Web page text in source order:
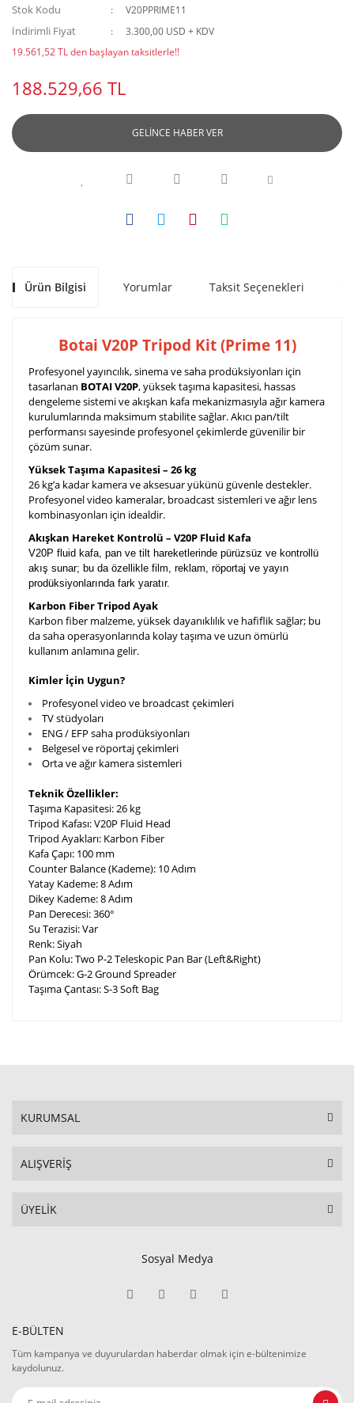
Stok Kodu V20PPRIME11
İndirimli Fiyat
3.300,00 USD + KDV
19.561,52 TL den başlayan taksitlerle!!
188.529,66 TL
GELİNCE HABER VER
Ürün Bilgisi Yorumlar Taksit Seçenekleri
Botai V20P Tripod Kit (Prime 11)
Profesyonel yayıncılık, sinema ve saha prodüksiyonları için
tasarlanan BOTAI V20P, yüksek taşıma kapasitesi, hassas
dengeleme sistemi ve akışkan kafa mekanizmasıyla ağır kamera
kurulumlarında maksimum stabilite sağlar. Akıcı pan/tilt
performansı sayesinde profesyonel çekimlerde güvenilir bir
çözüm sunar.
Yüksek Taşıma Kapasitesi – 26 kg
26 kg’a kadar kamera ve aksesuar yükünü güvenle destekler.
Profesyonel video kameralar, broadcast sistemleri ve ağır lens
kombinasyonları için idealdir.
Akışkan Hareket Kontrolü – V20P Fluid Kafa
V20P fluid kafa, pan ve tilt hareketlerinde pürüzsüz ve kontrollü
akış sunar; bu da özellikle film, reklam, röportaj ve yayın
prodüksiyonlarında fark yaratır.
Karbon Fiber Tripod Ayak
Karbon fiber malzeme, yüksek dayanıklılık ve hafiflik sağlar; bu
da saha operasyonlarında kolay taşıma ve uzun ömürlü
kullanım anlamına gelir.
Kimler İçin Uygun?
Profesyonel video ve broadcast çekimleri
TV stüdyoları
ENG / EFP saha prodüksiyonları
Belgesel ve röportajçekimleri
Orta ve ağır kamera sistemleri
Teknik Özellikler:
Taşıma Kapasitesi: 26 kg
Tripod Kafası: V20P Fluid Head
Tripod Ayakları: Karbon Fiber
Kafa Çapı: 100 mm
Counter Balance (Kademe): 10 Adım
Yatay Kademe: 8 Adım
Dikey Kademe: 8 Adım
Pan Derecesi: 360°
Su Terazisi: Var
Renk: Siyah
Pan Kolu: Two P-2 Teleskopic Pan Bar (Left&Right)
Örümcek: G-2 Ground Spreader
Taşıma Çantası: S-3 Soft Bag
KURUMSAL
ALIŞVERİŞ
ÜYELİK
Sosyal Medya
E-BÜLTEN
Tüm kampanya ve duyurulardan haberdar olmak için e-bültenimize
kaydolunuz.